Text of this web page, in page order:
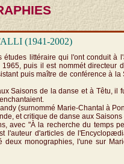
(1941-2002)
littéraire qui l'ont conduit à
puis il est nommét directeur
puis maître de conférence à la
Saisons de la danse et à Têtu, il
(surnommé Marie-Chantal à
et critique de danse aux
avec "À la recherche du temps
l'auteur d'articles de
monographies, l'une sur